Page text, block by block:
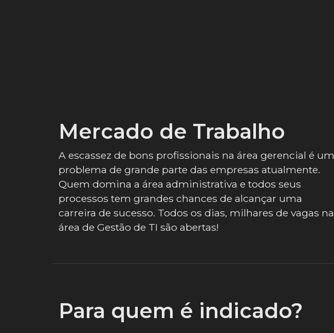
Mercado de Trabalho
A escassez de bons profissionais na área gerencial é um
problema de grande parte das empresas atualmente.
Quem domina a área administrativa e todos seus
processos tem grandes chances de alcançar uma
carreira de sucesso. Todos os dias, milhares de vagas na
área de Gestão de TI são abertas!
Para quem é indicado?